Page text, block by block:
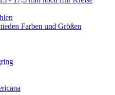
Farben und Größen